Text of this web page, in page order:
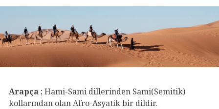
Arapça ; Hami-Sami dillerinden Sami(Semitik)
kollarından olan Afro-Asyatik bir dildir.